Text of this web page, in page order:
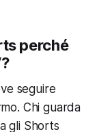
perché
seguire
Chi guarda
gli Shorts